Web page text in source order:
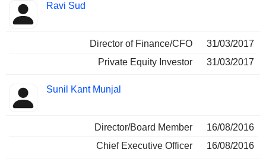
Ravi Sud
Director of Finance/CFO
31/03/2017
Private Equity Investor
31/03/2017
Sunil Kant Munjal
Director/Board Member
16/08/2016
Chief Executive Officer
16/08/2016